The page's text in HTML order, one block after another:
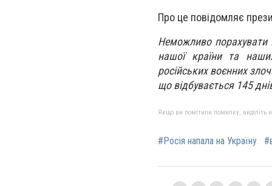
Про це повідомляє
Неможливо порахувати
нашої країни та
російських воєнних
що відбувається 145
Якщо ви помітили помилку, виділіть
#Росія напала на Україну